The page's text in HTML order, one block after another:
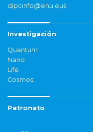
dipcinfo@ehu.eus
Investigación
Quantum
Nano
Life
Cosmos
Patronato